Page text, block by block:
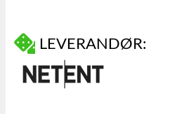
LEVERANDØR: